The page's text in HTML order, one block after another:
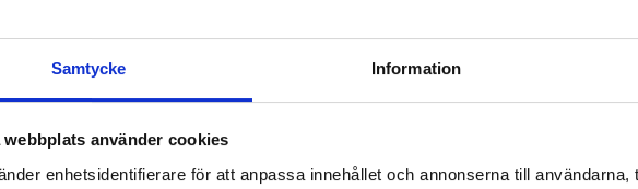
Samtycke Information
webbplats använder cookies
enhetsidentifierare för att anpassa innehållet och annonserna till användarna,